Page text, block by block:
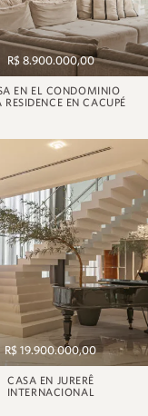
R$ 8.900.000,00
EN EL CONDOMINIO
EN CACUPÉ
R$ 19.900.000,00
CASA EN JURERÊ
INTERNACIONAL